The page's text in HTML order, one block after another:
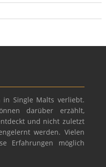
Single Malts verliebt.
darüber erzählt,
und nicht zuletzt
werden. Vielen
Erfahrungen möglich